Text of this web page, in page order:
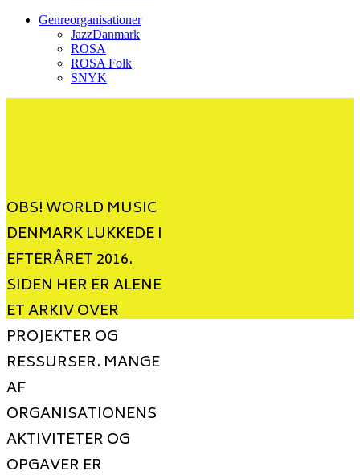
Genreorganisationer
JazzDanmark
ROSA
ROSA Folk
SNYK
OBS! WORLD MUSIC
DENMARK LUKKEDE I
EFTERÅRET 2016.
SIDEN HER ER ALENE
ET ARKIV OVER
PROJEKTER OG
RESSURSER. MANGE
AF
ORGANISATIONENS
AKTIVITETER OG
OPGAVER ER